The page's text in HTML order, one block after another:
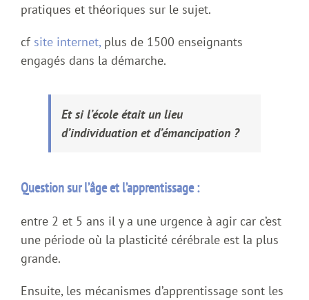
pratiques et théoriques sur le sujet.
cf site internet, plus de 1500 enseignants
engagés dans la démarche.
Et si l’école était un lieu
d’individuation et d’émancipation ?
Question sur l’âge et l’apprentissage :
entre 2 et 5 ans il y a une urgence à agir car c’est
une période où la plasticité cérébrale est la plus
grande.
Ensuite, les mécanismes d’apprentissage sont les